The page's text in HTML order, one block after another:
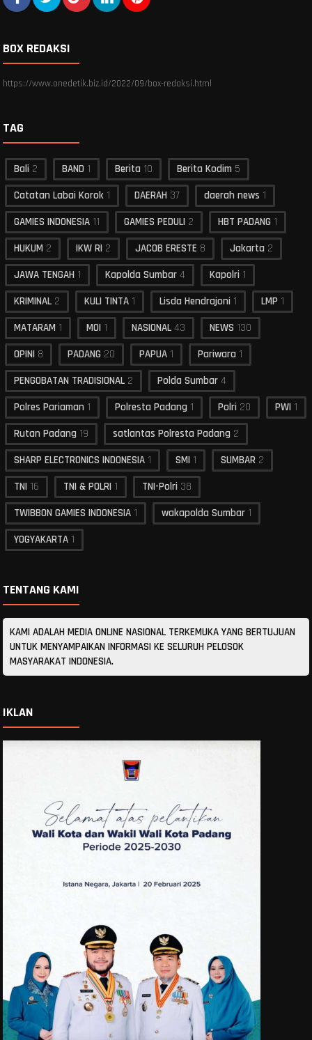
BOX REDAKSI
https://www.onedetik.biz.id/2022/09/box-redaksi.html
TAG
Bali 2 BAND 1 Berita 10 Berita Kodim 5
Catatan Labai Korok 1 DAERAH 37 daerah news 1
GAMIES INDONESIA 11 GAMIES PEDULI 2 HBT PADANG 1
HUKUM 2 IKW RI 2 JACOB ERESTE 8 Jakarta 2
JAWA TENGAH 1 Kapolda Sumbar 4 Kapolri 1
KRIMINAL 2 KULI TINTA 1 Lisda Hendrajoni 1 LMP 1
MATARAM 1 MOI 1 NASIONAL 43 NEWS 130
OPINI 8 PADANG 20 PAPUA 1 Pariwara 1
PENGOBATAN TRADISIONAL 2 Polda Sumbar 4
Polres Pariaman 1 Polresta Padang 1 Polri 20 PWI 1
Rutan Padang 19 satlantas Polresta Padang 2
SHARP ELECTRONICS INDONESIA 1 SMI 1 SUMBAR 2
TNI 16 TNI & POLRI 1 TNI-Polri 38
TWIBBON GAMIES INDONESIA 1 wakapolda Sumbar 1
YOGYAKARTA 1
TENTANG KAMI
KAMI ADALAH MEDIA ONLINE NASIONAL TERKEMUKA YANG BERTUJUAN
UNTUK MENYAMPAIKAN INFORMASI KE SELURUH PELOSOK
MASYARAKAT INDONESIA.
IKLAN